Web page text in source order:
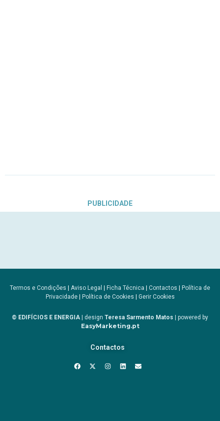
PUBLICIDADE
Termos e Condições | Aviso Legal | Ficha Técnica | Contactos | Política de
Privacidade| Política de Cookies | Gerir Cookies
© EDIFÍCIOS E ENERGIA | design Teresa Sarmento Matos | powered by
EasyMarketing.pt
Contactos